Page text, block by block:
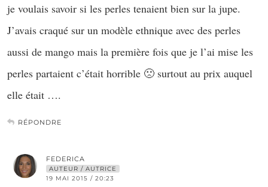
je voulais savoir si les perles tenaient bien sur la jupe.
J’avais craqué sur un modèle ethnique avec des perles
aussi de mango mais la première fois que je l’ai mise les
perles partaient c’était horrible 🙁 surtout au prix auquel
elle était ….
RÉPONDRE
FEDERICA
AUTEUR / AUTRICE
19 MAI 2015 / 20:23